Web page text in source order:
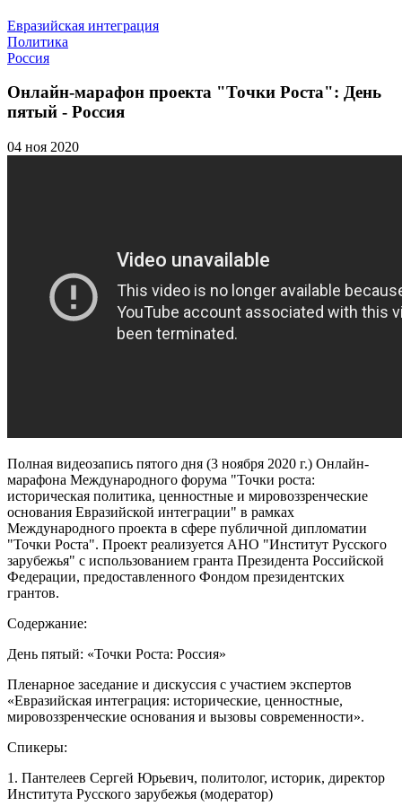
Евразийская интеграция
Политика
Россия
Онлайн-марафон проекта "Точки Роста": День
пятый - Россия
04 ноя 2020
Полная видеозапись пятого дня (3 ноября 2020 г.) Онлайн-
марафона Международного форума "Точки роста:
историческая политика, ценностные и мировоззренческие
основания Евразийской интеграции" в рамках
Международного проекта в сфере публичной дипломатии
"Точки Роста". Проект реализуется АНО "Институт Русского
зарубежья" с использованием гранта Президента Российской
Федерации, предоставленного Фондом президентских
грантов.
Содержание:
День пятый: «Точки Роста: Россия»
Пленарное заседание и дискуссия с участием экспертов
«Евразийская интеграция: исторические, ценностные,
мировоззренческие основания и вызовы современности».
Спикеры:
1. Пантелеев Сергей Юрьевич, политолог, историк, директор
Института Русского зарубежья (модератор)